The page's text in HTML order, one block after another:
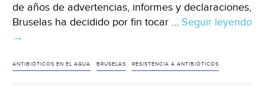
de años de advertencias, informes y declaraciones,
Bruselas ha decidido por fin tocar … Seguir leyendo
Mundo-
actúa
→
ANTIBIÓTICOS EN EL AGUA BRUSELAS RESISTENCIA A ANTIBIÓTICOS